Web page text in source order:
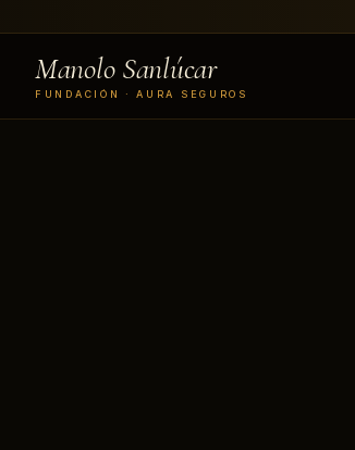
Manolo Sanlúcar
FUNDACIÓN · AURA SEGUROS